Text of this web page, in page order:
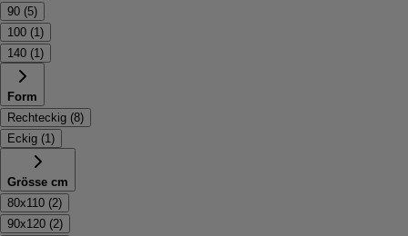
90 (5)
100 (1 )
140 (1 )
Form
Rechteckig (8)
Eckig (1 )
Grösse cm
80x110 (2)
90x120 (2)